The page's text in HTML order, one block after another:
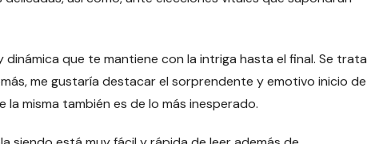
que te mantiene con la intriga hasta el final. Se trata
me gustaría destacar el sorprendente y emotivo inicio de
misma también es de lo más inesperado.